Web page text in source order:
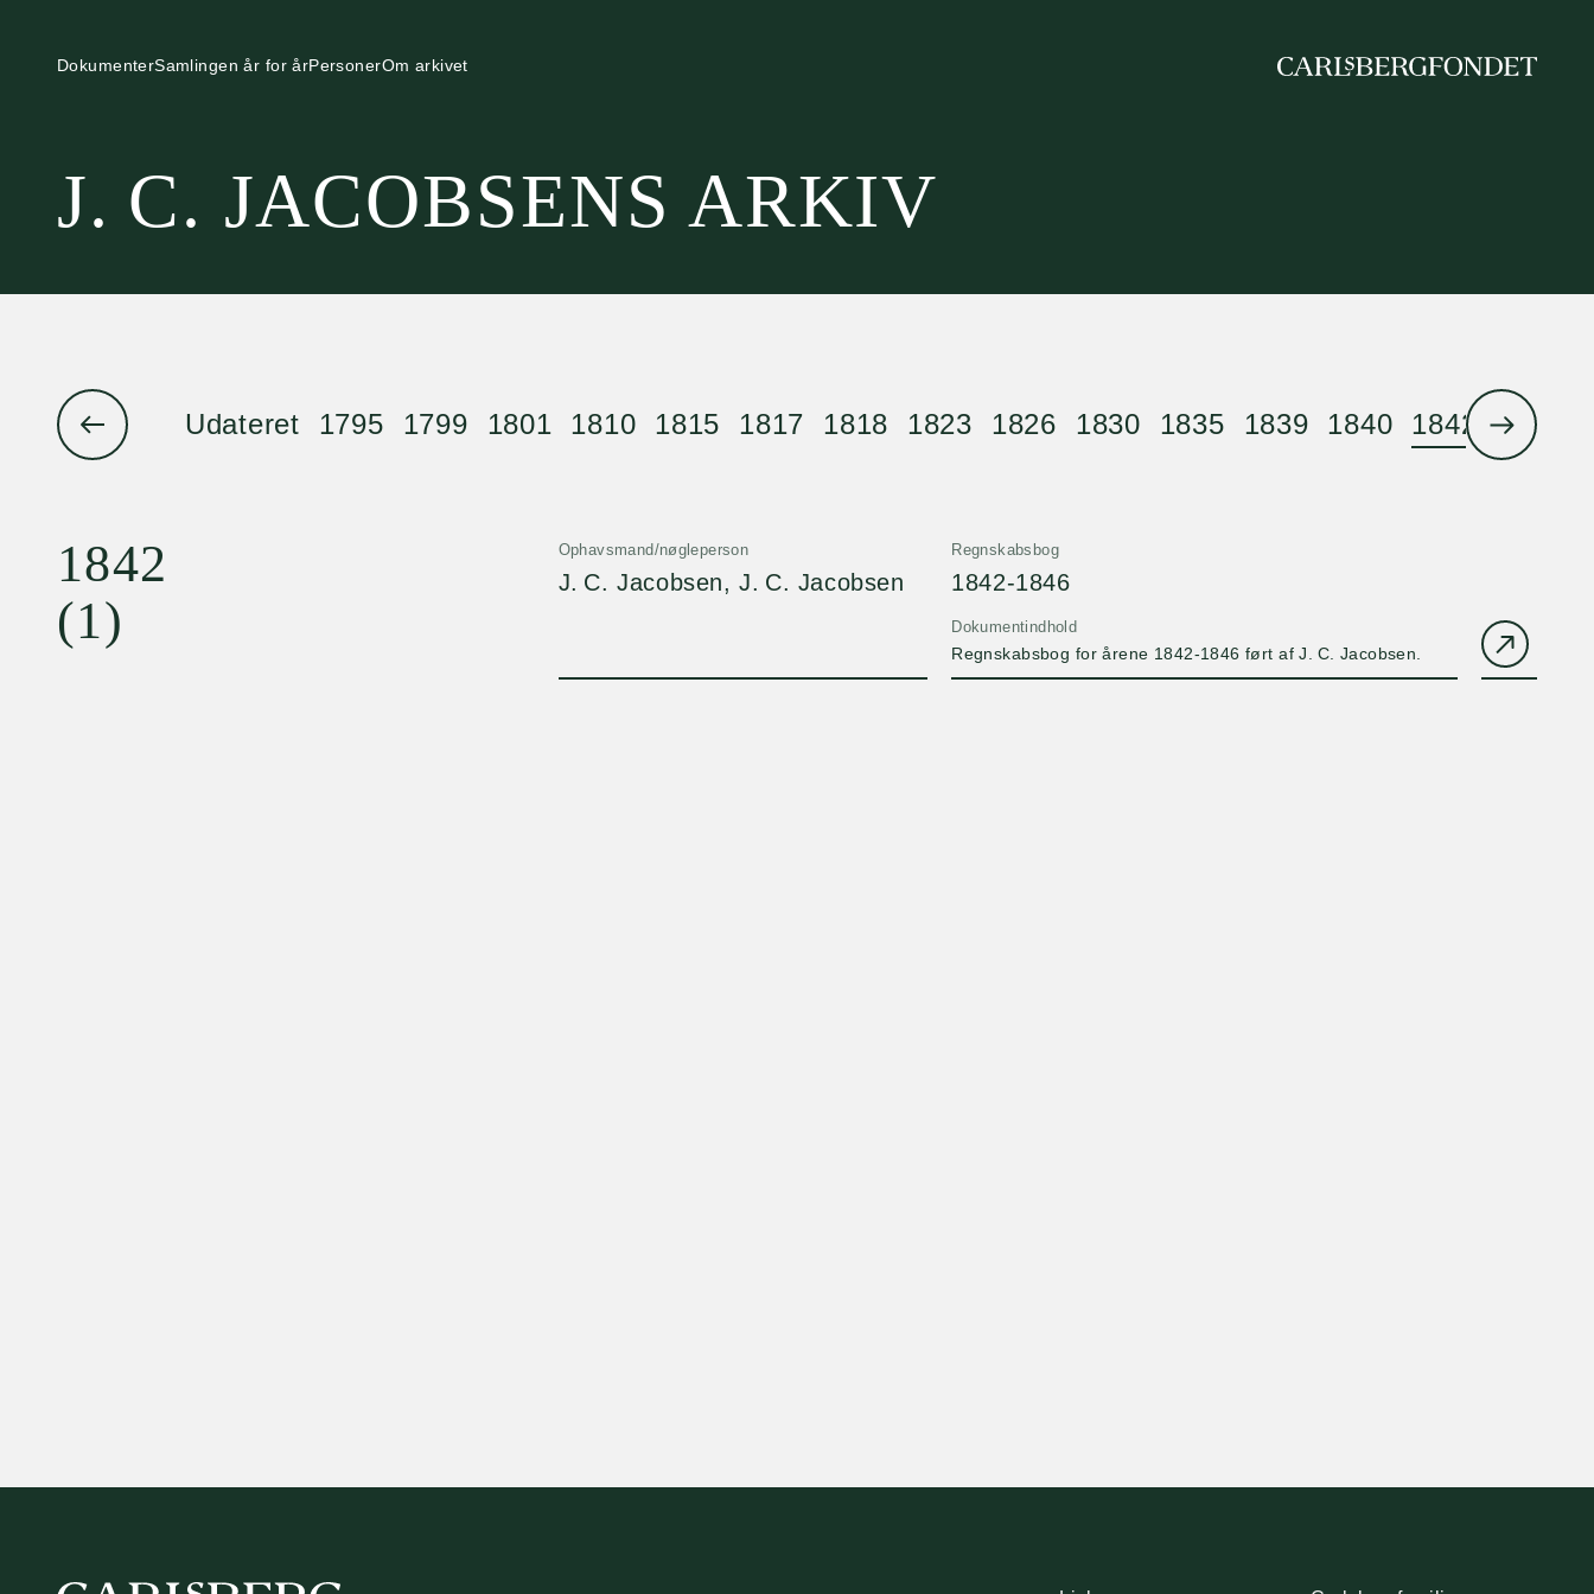
DokumenterSamlingen år for årPersonerOm arkivet
J. C. JACOBSENS ARKIV
Udateret 1795 1799 1801 1810 1815 1817 1818 1823 1826 1830 1835 1839 1840 1842 1844
1842
(1)
Ophavsmand/nøgleperson
J. C. Jacobsen, J. C. Jacobsen
Regnskabsbog
1842-1846
Dokumentindhold
Regnskabsbog for årene 1842-1846 ført af J. C. Jacobsen.